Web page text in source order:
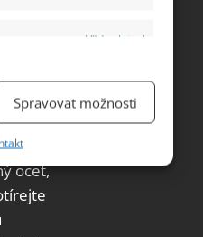
Vždy aktivní
a
obsahu,
Spravovat možnosti
Další
z:
ocet,